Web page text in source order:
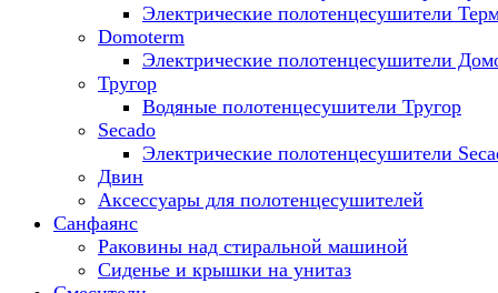
Электрические полотенцесушители
Domoterm
Электрические полотенцесушители
Тругор
Водяные полотенцесушители Тругор
Secado
Электрические полотенцесушители
Двин
Аксессуары для полотенцесушителей
Санфаянс
Раковины над стиральной машиной
Сиденье и крышки на унитаз